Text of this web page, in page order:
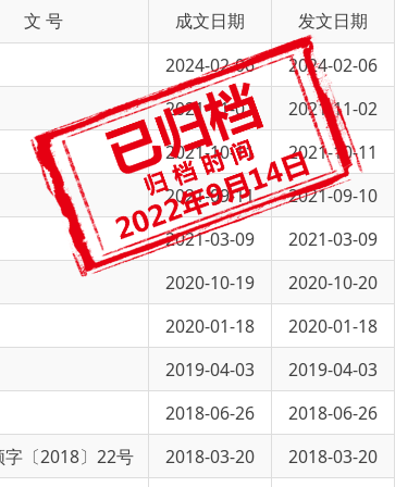
2021-11-02 2021-11-02
2021-10-11
2021-09-11 2021-09-10
2021-03-09
2021-03-09
2020-10-19 2020-10-20
2020-01-18 2020-01-18
2019-04-03
2018-06-26 2018-06-26
2018-03-20
2018-03-20
2018-03-17 2018-03-17
页 GO